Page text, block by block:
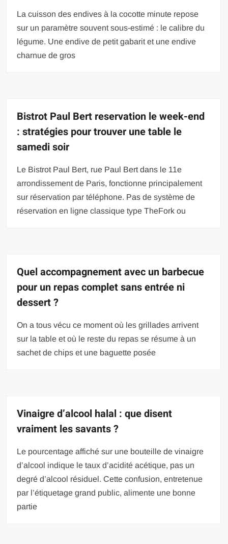
La cuisson des endives à la cocotte minute repose
sur un paramètre souvent sous-estimé : le calibre du
légume. Une endive de petit gabarit et une endive
charnue de gros
Bistrot Paul Bert reservation le week-end
: stratégies pour trouver une table le
samedi soir
Le Bistrot Paul Bert, rue Paul Bert dans le 11e
arrondissement de Paris, fonctionne principalement
sur réservation par téléphone. Pas de système de
réservation en ligne classique type TheFork ou
Quel accompagnement avec un barbecue
pour un repas complet sans entrée ni
dessert ?
On a tous vécu ce moment où les grillades arrivent
sur la table et où le reste du repas se résume à un
sachet de chips et une baguette posée
Vinaigre d’alcool halal : que disent
vraiment les savants ?
Le pourcentage affiché sur une bouteille de vinaigre
d’alcool indique le taux d’acidité acétique, pas un
degré d’alcool résiduel. Cette confusion, entretenue
par l’étiquetage grand public, alimente une bonne
partie